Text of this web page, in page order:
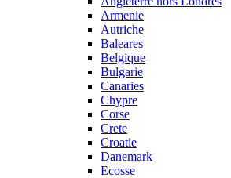
Armenie
Autriche
Baleares
Belgique
Bulgarie
Canaries
Chypre
Corse
Crete
Croatie
Danemark
Ecosse